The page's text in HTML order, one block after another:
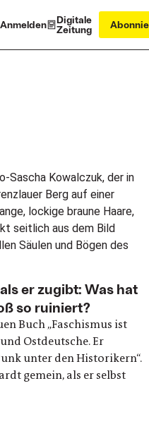
Anmelden
Digitale
Zeitung
er zugibt: Was hat
so ruiniert?
Buch „Faschismus ist
Ostdeutsche. Er
unter den Historikern“.
gemein, als er selbst